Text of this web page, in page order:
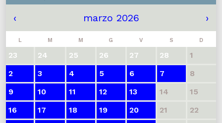
‹ marzo 2026 ›
L M M G V S D
23 24 25 26 27 28
1
2
3 4 5 6 7
8
9
10 11 12 13 14
15
16
17 18 19 20 21
22